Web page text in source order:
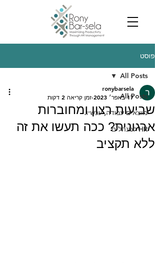
פוסט
All Posts
מוצאים עבודה, עכשיו.
HR למנהלים
All Posts
שביעות רצון ומחוברות
ארגונית? ככה תעשו את זה
ללא תקציב
ronybarsela
17 באפר׳ 2023
זמן קריאה 2 דקות